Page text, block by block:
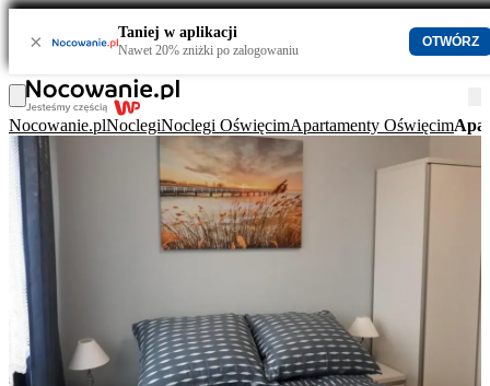
× Taniej w aplikacji
Nawet 20% zniżki po zalogowaniu
OTWÓRZ
Nocowanie.plNoclegiNoclegi OświęcimApartamenty Oświęcim